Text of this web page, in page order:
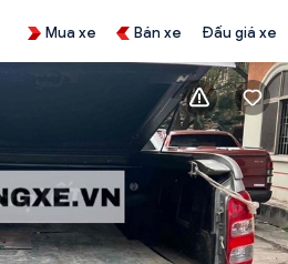
Mua xe Bán xe Đấu giá xe